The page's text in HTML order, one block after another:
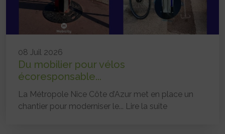
08 Juil 2026
Du mobilier pour vélos
écoresponsable...
La Métropole Nice Côte d’Azur met en place un
chantier pour moderniser le... Lire la suite